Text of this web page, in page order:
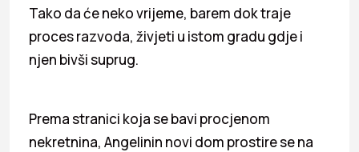
Tako da će neko vrijeme, barem dok traje
proces razvoda, živjeti u istom gradu gdje i
njen bivši suprug.
Prema stranici koja se bavi procjenom
nekretnina, Angelinin novi dom prostire se na